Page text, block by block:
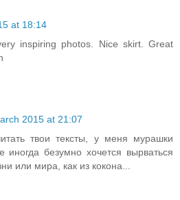
at 18:14
inspiring photos. Nice skirt. Great
2015 at 21:07
твои тексты, у меня мурашки
безумно хочется вырваться
или мира, как из кокона...